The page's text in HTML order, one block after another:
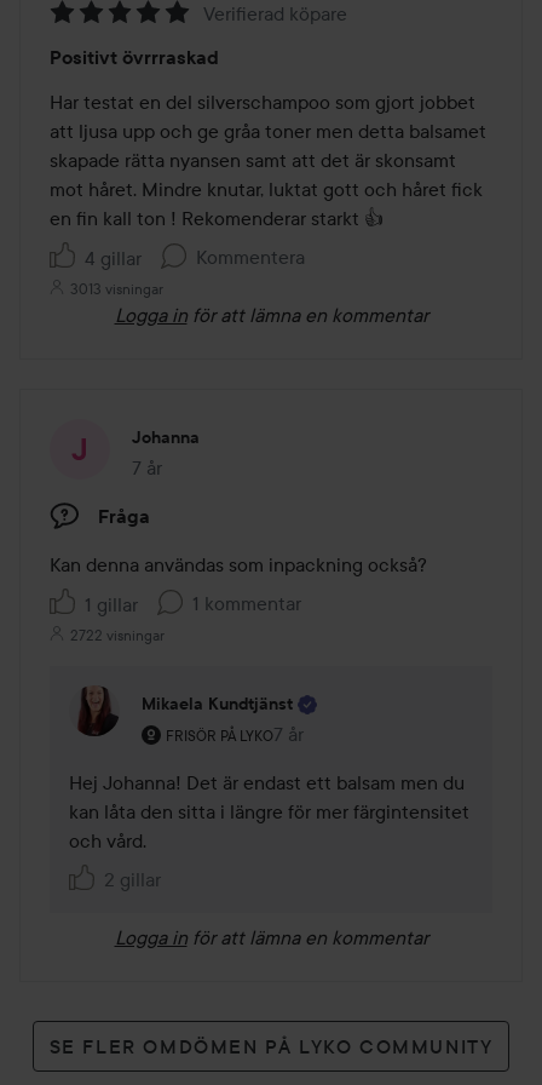
5
av
5
Verifierad köpare
Positivt övrrraskad
Har testat en del silverschampoo som gjort jobbet
att ljusa upp och ge gråa toner men detta balsamet
skapade rätta nyansen samt att det är skonsamt
mot håret. Mindre knutar, luktat gott och håret fick
en fin kall ton ! Rekomenderar starkt 👍
4 gillar
Kommentera
3013 visningar
Logga in för att lämna en kommentar
Johanna
7 år
Inlägget skapades 7 år
Fråga
Kan denna användas som inpackning också?
1 gillar
1 kommentar
2722 visningar
Mikaela Kundtjänst
FRISÖR PÅ LYKO
Användarens roll: Frisör på Lyko.
7 år
Kommentaren lades 7 år
Hej Johanna! Det är endast ett balsam men du
kan låta den sitta i längre för mer färgintensitet
och vård.
2 gillar
Logga in för att lämna en kommentar
SE FLER OMDÖMEN PÅ LYKO COMMUNITY